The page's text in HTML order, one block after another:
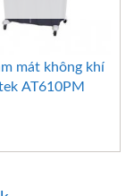
mát không khí
AT610PM